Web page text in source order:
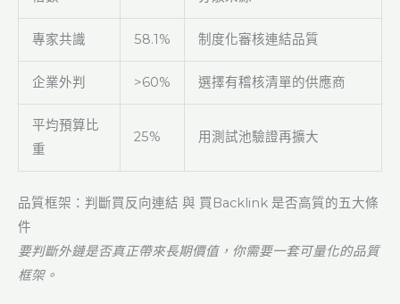
專家共識 58.1% 制度化審核連結品質
企業外判 >60% 選擇有稽核清單的供應商
平均預算比
重
25% 用測試池驗證再擴大
品質框架：判斷買反向連結 與 買Backlink 是否高質的五大條
件
要判斷外鏈是否真正帶來長期價值，你需要一套可量化的品質
框架。